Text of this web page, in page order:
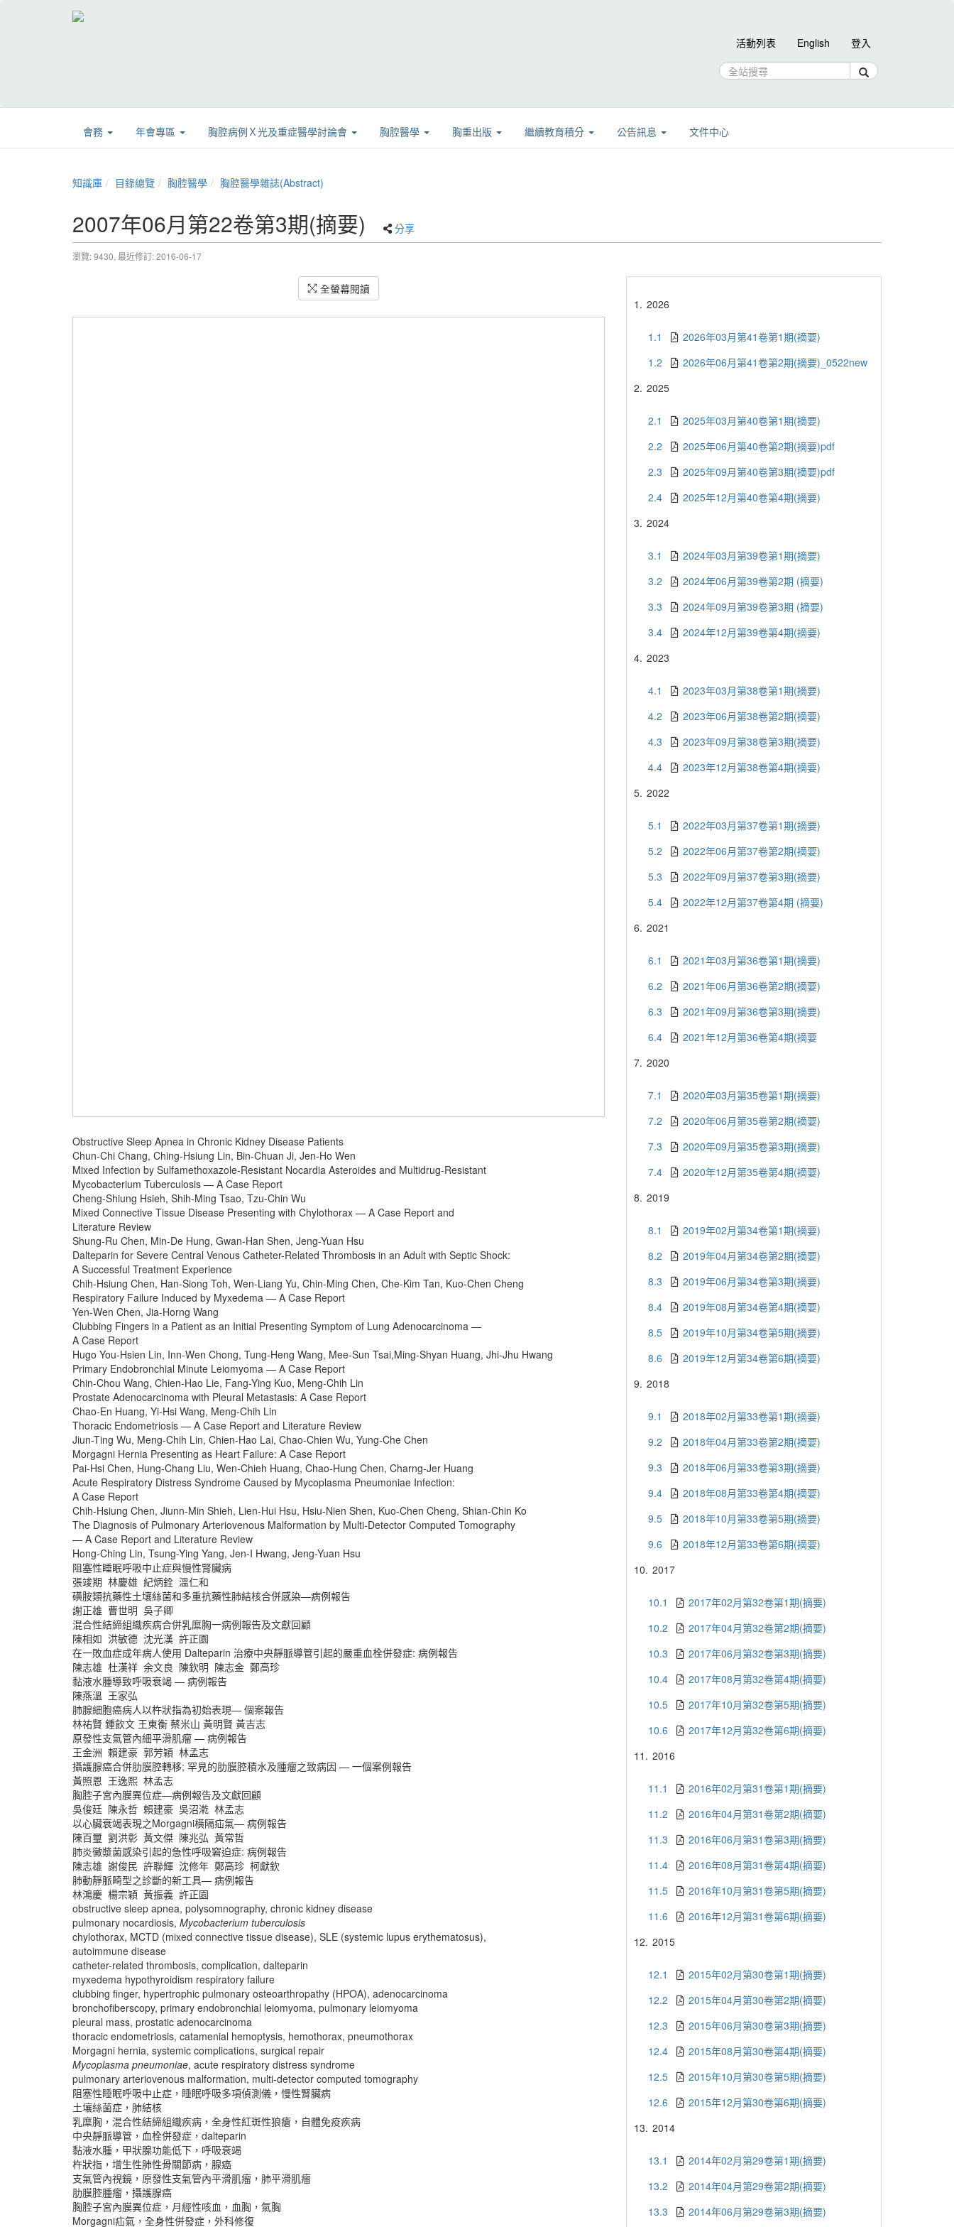
活動列表 English 登入
會務 年會專區 胸腔病例Ｘ光及重症醫學討論會 胸腔醫學 胸重出版 繼續教育積分 公告訊息 文件中心
知識庫 目錄總覽 胸腔醫學 胸腔醫學雜誌(Abstract)
2007年06月第22卷第3期(摘要) 分享
瀏覽: 9430, 最近修訂: 2016-06-17
全螢幕閱讀
Obstructive Sleep Apnea in Chronic Kidney Disease Patients
Chun-Chi Chang, Ching-Hsiung Lin, Bin-Chuan Ji, Jen-Ho Wen
Mixed Infection by Sulfamethoxazole-Resistant Nocardia Asteroides and Multidrug-Resistant
Mycobacterium Tuberculosis — A Case Report
Cheng-Shiung Hsieh, Shih-Ming Tsao, Tzu-Chin Wu
Mixed Connective Tissue Disease Presenting with Chylothorax — A Case Report and
Literature Review
Shung-Ru Chen, Min-De Hung, Gwan-Han Shen, Jeng-Yuan Hsu
Dalteparin for Severe Central Venous Catheter-Related Thrombosis in an Adult with Septic Shock:
A Successful Treatment Experience
Chih-Hsiung Chen, Han-Siong Toh, Wen-Liang Yu, Chin-Ming Chen, Che-Kim Tan, Kuo-Chen Cheng
Respiratory Failure Induced by Myxedema — A Case Report
Yen-Wen Chen, Jia-Horng Wang
Clubbing Fingers in a Patient as an Initial Presenting Symptom of Lung Adenocarcinoma —
A Case Report
Hugo You-Hsien Lin, Inn-Wen Chong, Tung-Heng Wang, Mee-Sun Tsai,Ming-Shyan Huang, Jhi-Jhu Hwang
Primary Endobronchial Minute Leiomyoma — A Case Report
Chin-Chou Wang, Chien-Hao Lie, Fang-Ying Kuo, Meng-Chih Lin
Prostate Adenocarcinoma with Pleural Metastasis: A Case Report
Chao-En Huang, Yi-Hsi Wang, Meng-Chih Lin
Thoracic Endometriosis — A Case Report and Literature Review
Jiun-Ting Wu, Meng-Chih Lin, Chien-Hao Lai, Chao-Chien Wu, Yung-Che Chen
Morgagni Hernia Presenting as Heart Failure: A Case Report
Pai-Hsi Chen, Hung-Chang Liu, Wen-Chieh Huang, Chao-Hung Chen, Charng-Jer Huang
Acute Respiratory Distress Syndrome Caused by Mycoplasma Pneumoniae Infection:
A Case Report
Chih-Hsiung Chen, Jiunn-Min Shieh, Lien-Hui Hsu, Hsiu-Nien Shen, Kuo-Chen Cheng, Shian-Chin Ko
The Diagnosis of Pulmonary Arteriovenous Malformation by Multi-Detector Computed Tomography
— A Case Report and Literature Review
Hong-Ching Lin, Tsung-Ying Yang, Jen-I Hwang, Jeng-Yuan Hsu
阻塞性睡眠呼吸中止症與慢性腎臟病
張竣期 林慶雄 紀炳銓 溫仁和
磺胺類抗藥性土壤絲菌和多重抗藥性肺結核合併感染—病例報告
謝正雄 曹世明 吳子卿
混合性結締組織疾病合併乳糜胸一病例報告及文獻回顧
陳相如 洪敏德 沈光漢 許正園
在一敗血症成年病人使用 Dalteparin 治療中央靜脈導管引起的嚴重血栓併發症: 病例報告
陳志雄 杜漢祥 余文良 陳欽明 陳志金 鄭高珍
黏液水腫導致呼吸衰竭 — 病例報告
陳燕溫 王家弘
肺腺細胞癌病人以杵狀指為初始表現— 個案報告
林祐賢 鍾飲文 王東衡 蔡米山 黃明賢 黃吉志
原發性支氣管內細平滑肌瘤 — 病例報告
王金洲 賴建豪 郭芳穎 林孟志
攝護腺癌合併肋膜腔轉移; 罕見的肋膜腔積水及腫瘤之致病因 — 一個案例報告
黃照恩 王逸熙 林孟志
胸腔子宮內膜異位症—病例報告及文獻回顧
吳俊廷 陳永哲 賴建豪 吳沼漧 林孟志
以心臟衰竭表現之Morgagni橫隔疝氣— 病例報告
陳百璽 劉洪彰 黃文傑 陳兆弘 黃常哲
肺炎黴漿菌感染引起的急性呼吸窘迫症: 病例報告
陳志雄 謝俊民 許聯輝 沈修年 鄭高珍 柯獻欽
肺動靜脈畸型之診斷的新工具— 病例報告
林鴻慶 楊宗穎 黃振義 許正園
obstructive sleep apnea, polysomnography, chronic kidney disease
pulmonary nocardiosis, Mycobacterium tuberculosis
chylothorax, MCTD (mixed connective tissue disease), SLE (systemic lupus erythematosus),
autoimmune disease
catheter-related thrombosis, complication, dalteparin
myxedema hypothyroidism respiratory failure
clubbing finger, hypertrophic pulmonary osteoarthropathy (HPOA), adenocarcinoma
bronchofiberscopy, primary endobronchial leiomyoma, pulmonary leiomyoma
pleural mass, prostatic adenocarcinoma
thoracic endometriosis, catamenial hemoptysis, hemothorax, pneumothorax
Morgagni hernia, systemic complications, surgical repair
Mycoplasma pneumoniae, acute respiratory distress syndrome
pulmonary arteriovenous malformation, multi-detector computed tomography
阻塞性睡眠呼吸中止症，睡眠呼吸多項偵測儀，慢性腎臟病
土壤絲菌症，肺結核
乳糜胸，混合性結締組織疾病，全身性紅斑性狼瘡，自體免疫疾病
中央靜脈導管，血栓併發症，dalteparin
黏液水腫，甲狀腺功能低下，呼吸衰竭
杵狀指，增生性肺性骨關節病，腺癌
支氣管內視鏡，原發性支氣管內平滑肌瘤，肺平滑肌瘤
肋膜腔腫瘤，攝護腺癌
胸腔子宮內膜異位症，月經性咳血，血胸，氣胸
Morgagni疝氣，全身性併發症，外科修復
1. 2026
1.1
2026年03月第41卷第1期(摘要)
1.2
2026年06月第41卷第2期(摘要)_0522new
2. 2025
2.1
2025年03月第40卷第1期(摘要)
2.2
2025年06月第40卷第2期(摘要)pdf
2.3
2025年09月第40卷第3期(摘要)pdf
2.4
2025年12月第40卷第4期(摘要)
3. 2024
3.1
2024年03月第39卷第1期(摘要)
3.2
2024年06月第39卷第2期 (摘要)
3.3
2024年09月第39卷第3期 (摘要)
3.4
2024年12月第39卷第4期(摘要)
4. 2023
4.1
2023年03月第38卷第1期(摘要)
4.2
2023年06月第38卷第2期(摘要)
4.3
2023年09月第38卷第3期(摘要)
4.4
2023年12月第38卷第4期(摘要)
5. 2022
5.1
2022年03月第37卷第1期(摘要)
5.2
2022年06月第37卷第2期(摘要)
5.3
2022年09月第37卷第3期(摘要)
5.4
2022年12月第37卷第4期 (摘要)
6. 2021
6.1
2021年03月第36卷第1期(摘要)
6.2
2021年06月第36卷第2期(摘要)
6.3
2021年09月第36卷第3期(摘要)
6.4
2021年12月第36卷第4期(摘要
7. 2020
7.1
2020年03月第35卷第1期(摘要)
7.2
2020年06月第35卷第2期(摘要)
7.3
2020年09月第35卷第3期(摘要)
7.4
2020年12月第35卷第4期(摘要)
8. 2019
8.1
2019年02月第34卷第1期(摘要)
8.2
2019年04月第34卷第2期(摘要)
8.3
2019年06月第34卷第3期(摘要)
8.4
2019年08月第34卷第4期(摘要)
8.5
2019年10月第34卷第5期(摘要)
8.6
2019年12月第34卷第6期(摘要)
9. 2018
9.1
2018年02月第33卷第1期(摘要)
9.2
2018年04月第33卷第2期(摘要)
9.3
2018年06月第33卷第3期(摘要)
9.4
2018年08月第33卷第4期(摘要)
9.5
2018年10月第33卷第5期(摘要)
9.6
2018年12月第33卷第6期(摘要)
10. 2017
10.1
2017年02月第32卷第1期(摘要)
10.2
2017年04月第32卷第2期(摘要)
10.3
2017年06月第32卷第3期(摘要)
10.4
2017年08月第32卷第4期(摘要)
10.5
2017年10月第32卷第5期(摘要)
10.6
2017年12月第32卷第6期(摘要)
11. 2016
11.1
2016年02月第31卷第1期(摘要)
11.2
2016年04月第31卷第2期(摘要)
11.3
2016年06月第31卷第3期(摘要)
11.4
2016年08月第31卷第4期(摘要)
11.5
2016年10月第31卷第5期(摘要)
11.6
2016年12月第31卷第6期(摘要)
12. 2015
12.1
2015年02月第30卷第1期(摘要)
12.2
2015年04月第30卷第2期(摘要)
12.3
2015年06月第30卷第3期(摘要)
12.4
2015年08月第30卷第4期(摘要)
12.5
2015年10月第30卷第5期(摘要)
12.6
2015年12月第30卷第6期(摘要)
13. 2014
13.1
2014年02月第29卷第1期(摘要)
13.2
2014年04月第29卷第2期(摘要)
13.3
2014年06月第29卷第3期(摘要)